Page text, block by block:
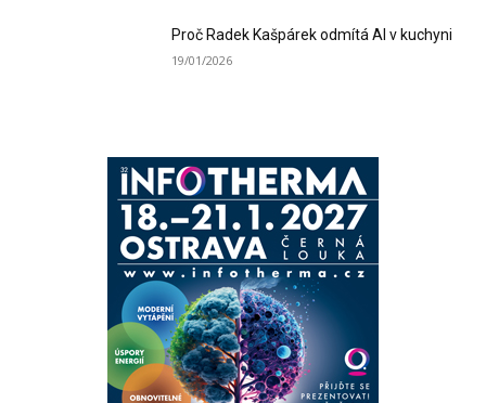
Proč Radek Kašpárek odmítá AI v kuchyni
19/01/2026